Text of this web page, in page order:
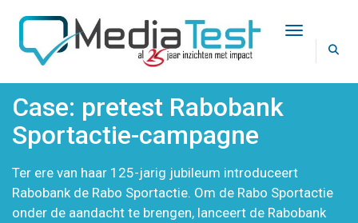
Toggle
Case: pretest Rabobank
Sportactie-campagne
Ter ere van haar 125-jarig jubileum introduceert
Rabobank de Rabo Sportactie. Om de Rabo Sportactie
onder de aandacht te brengen, lanceert de Rabobank